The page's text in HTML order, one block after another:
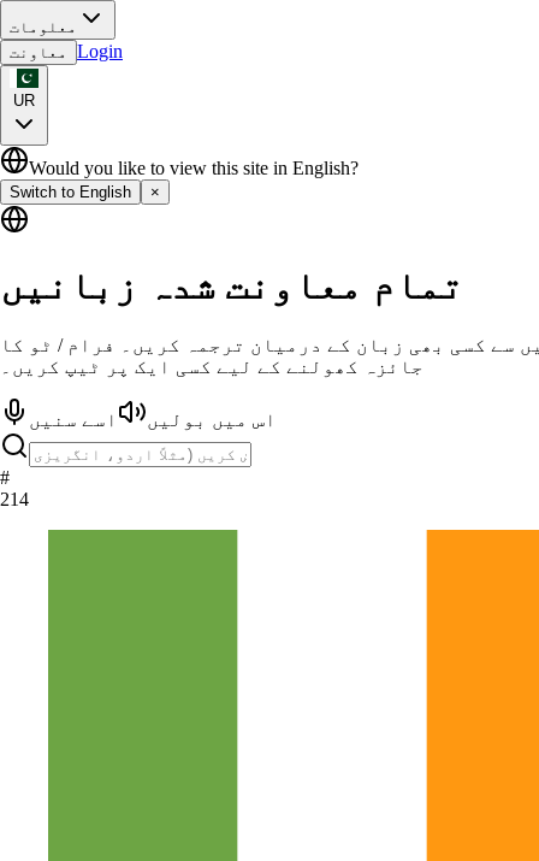
معلومات
معاونت
Login
UR
Would you like to view this site in English?
Switch to English ×
تمام معاونت شدہ زبانیں
سے کسی بھی زبان کے درمیان ترجمہ کریں۔ فرام / ٹو کا
جائزہ کھولنے کے لیے کسی ایک پر ٹیپ کریں۔
اس میں بولیں اسے سنیں
#
214